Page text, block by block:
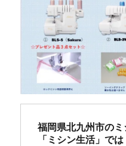
福岡県北九州市の
「ミシン生活」で